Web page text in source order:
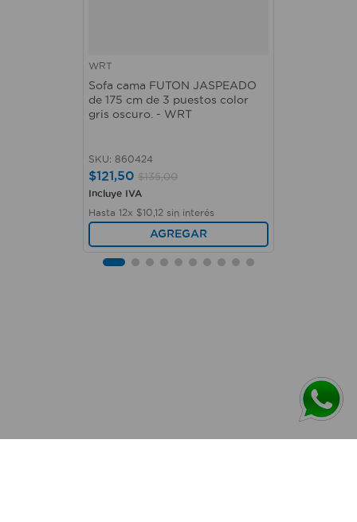
WRT
Sofa cama FUTON JASPEADO
de 175 cm de 3 puestos color
gris oscuro. - WRT
SKU: 860424
$121,50 $135,00
Incluye IVA
Hasta 12x $10 12 sin interés
AGREGAR